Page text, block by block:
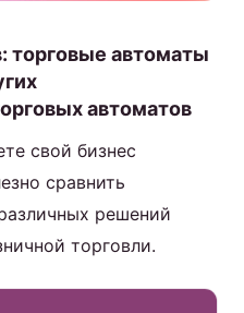
торговые автоматы
автоматов
свой бизнес
сравнить
решений
торговли.